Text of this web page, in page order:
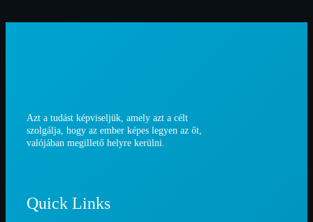
Azt a tudást képviseljük, amely azt a célt
szolgálja, hogy az ember képes legyen az őt,
valójában megillető helyre kerülni.
Quick Links